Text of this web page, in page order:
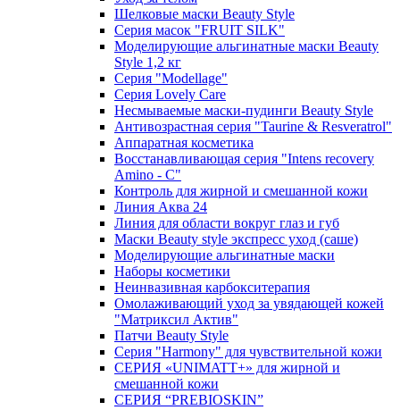
Шелковые маски Beauty Style
Серия масок "FRUIT SILK"
Моделирующие альгинатные маски Beauty
Style 1,2 кг
Серия "Modellage"
Cерия Lovely Care
Несмываемые маски-пудинги Beauty Style
Антивозрастная серия "Taurine & Resveratrol"
Аппаратная косметика
Восстанавливающая серия "Intens recovery
Amino - C"
Контроль для жирной и смешанной кожи
Линия Аква 24
Линия для области вокруг глаз и губ
Маски Beauty style экспресс уход (саше)
Моделирующие альгинатные маски
Наборы косметики
Неинвазивная карбокситерапия
Омолаживающий уход за увядающей кожей
"Матриксил Актив"
Патчи Beauty Style
Серия "Harmony" для чувствительной кожи
СЕРИЯ «UNIMATT+» для жирной и
смешанной кожи
СЕРИЯ “PREBIOSKIN”